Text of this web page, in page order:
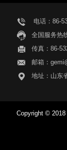
电话：86-
全国服务热
传真：86-
邮箱：
地址：山东
Copyright ©